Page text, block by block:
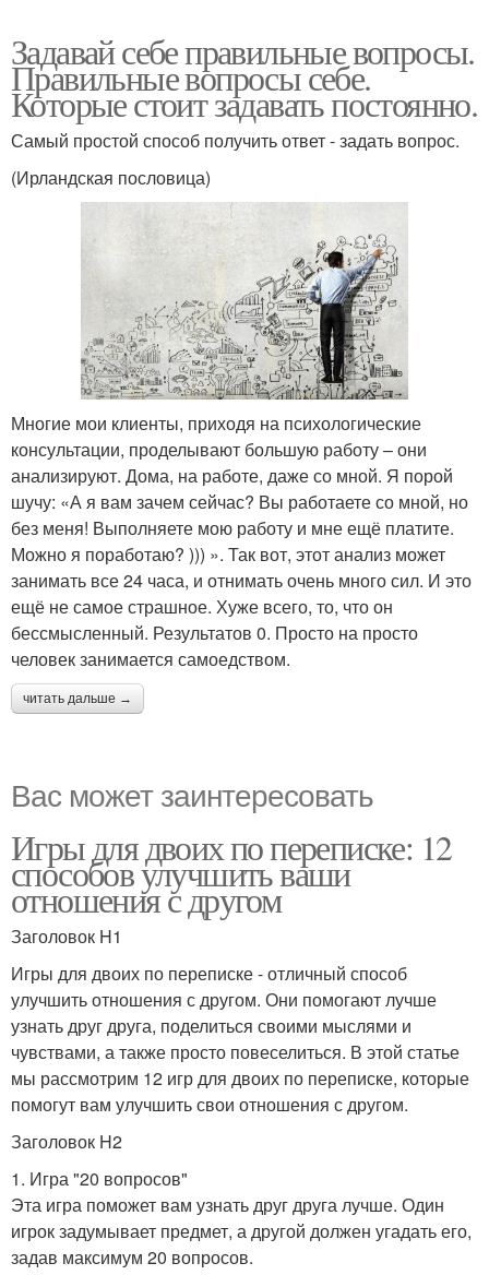
Задавай себе правильные вопросы.
Правильные вопросы себе.
Которые стоит задавать постоянно.
Самый простой способ получить ответ - задать вопрос.
(Ирландская пословица)
Многие мои клиенты, приходя на психологические
консультации, проделывают большую работу – они
анализируют. Дома, на работе, даже со мной. Я порой
шучу: «А я вам зачем сейчас? Вы работаете со мной, но
без меня! Выполняете мою работу и мне ещё платите.
Можно я поработаю? ))) ». Так вот, этот анализ может
занимать все 24 часа, и отнимать очень много сил. И это
ещё не самое страшное. Хуже всего, то, что он
бессмысленный. Результатов 0. Просто на просто
человек занимается самоедством.
читать дальше →
Вас может заинтересовать
Игры для двоих по переписке: 12
способов улучшить ваши
отношения с другом
Заголовок H1
Игры для двоих по переписке - отличный способ
улучшить отношения с другом. Они помогают лучше
узнать друг друга, поделиться своими мыслями и
чувствами, а также просто повеселиться. В этой статье
мы рассмотрим 12 игр для двоих по переписке, которые
помогут вам улучшить свои отношения с другом.
Заголовок H2
1. Игра "20 вопросов"
Эта игра поможет вам узнать друг друга лучше. Один
игрок задумывает предмет, а другой должен угадать его,
задав максимум 20 вопросов.